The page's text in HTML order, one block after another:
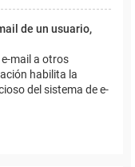
de un usuario,
mail a otros
habilita la
del sistema de e-